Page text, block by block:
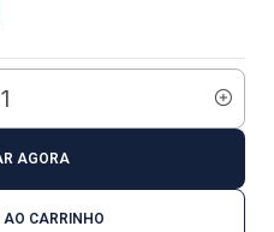
CARRINHO
AGORA